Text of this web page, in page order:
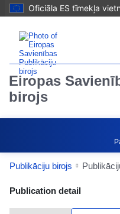
Oficiāla ES tīmekļa
Eiropas
birojs
Publikāciju birojs
Publication Detail
Publication detail